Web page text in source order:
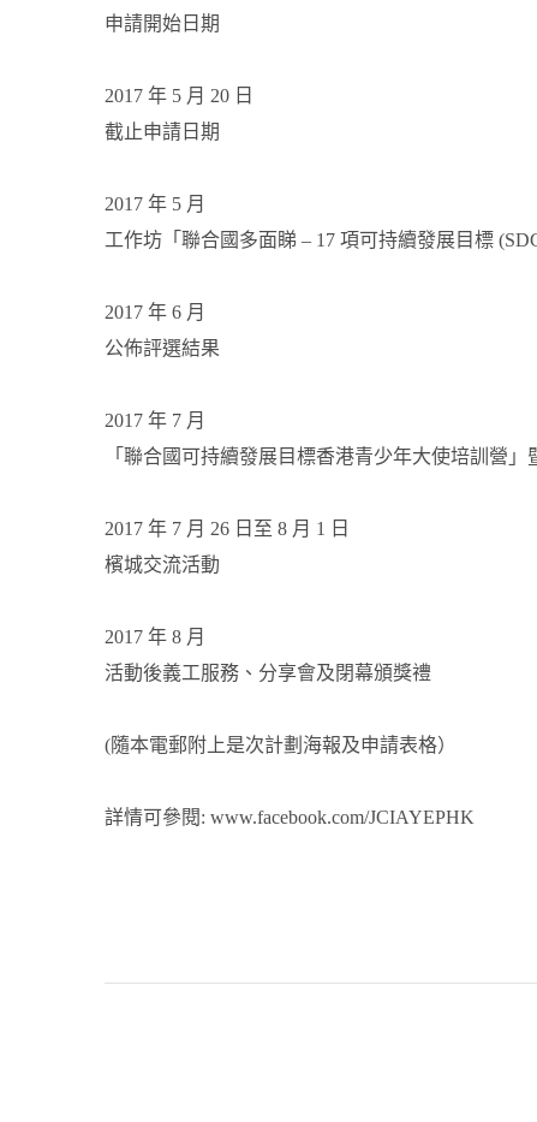
申請開始日期
2017 年 5 月 20 日
截止申請日期
2017 年 5 月
工作坊「聯合國多面睇 – 17 項可持續發展目標
2017 年 6 月
公佈評選結果
2017 年 7 月
「聯合國可持續發展目標香港青少年大使培訓營」
2017 年 7 月 26 日至 8 月 1 日
檳城交流活動
2017 年 8 月
活動後義工服務、分享會及閉幕頒獎禮
(隨本電郵附上是次計劃海報及申請表格）
詳情可參閱: www.facebook.com/JCIAYEPHK